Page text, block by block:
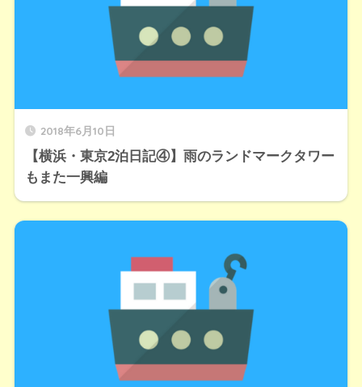
2018年6月10日
【横浜・東京2泊日記④】雨のランドマークタワー
もまた一興編